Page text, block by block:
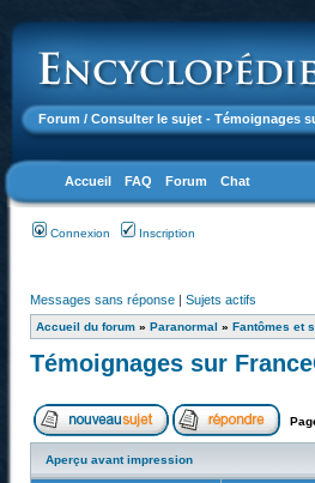
Forum / Consulter le sujet - Témoignages
Accueil FAQ Forum Chat
Connexion Inscription
Messages sans réponse | Sujets actifs
Accueil du forum » Paranormal » Fantômes et
Témoignages sur
Aperçu avant impression